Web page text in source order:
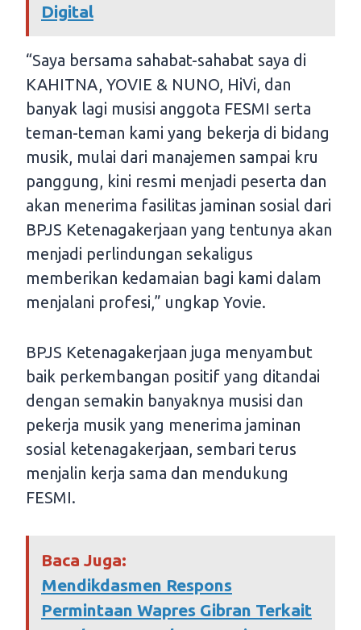
Digital
“Saya bersama sahabat-sahabat saya di
KAHITNA, YOVIE & NUNO, HiVi, dan
banyak lagi musisi anggota FESMI serta
teman-teman kami yang bekerja di bidang
musik, mulai dari manajemen sampai kru
panggung, kini resmi menjadi peserta dan
akan menerima fasilitas jaminan sosial dari
BPJS Ketenagakerjaan yang tentunya akan
menjadi perlindungan sekaligus
memberikan kedamaian bagi kami dalam
menjalani profesi,” ungkap Yovie.
BPJS Ketenagakerjaan juga menyambut
baik perkembangan positif yang ditandai
dengan semakin banyaknya musisi dan
pekerja musik yang menerima jaminan
sosial ketenagakerjaan, sembari terus
menjalin kerja sama dan mendukung
FESMI.
Baca Juga:
Mendikdasmen Respons
Permintaan Wapres Gibran Terkait